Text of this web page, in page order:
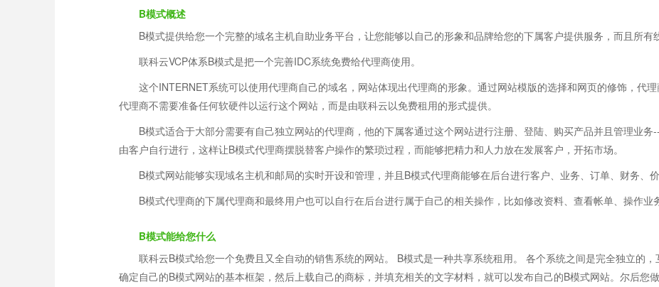
B模式概述
B模式提供给您一个完整的域名主机自助业务平台，让您能够以自己的形象和品牌给您的下属客户提供服务，而且所有
联科云VCP体系B模式是把一个完善IDC系统免费给代理商使用。
这个INTERNET系统可以使用代理商自己的域名，网站体现出代理商的形象。通过网站模版的选择和网页的修饰，代理
代理商不需要准备任何软硬件以运行这个网站，而是由联科云以免费租用的形式提供。
B模式适合于大部分需要有自己独立网站的代理商，他的下属客通过这个网站进行注册、登陆、购买产品并且管理业
由客户自行进行，这样让B模式代理商摆脱替客户操作的繁琐过程，而能够把精力和人力放在发展客户，开拓市场。
B模式网站能够实现域名主机和邮局的实时开设和管理，并且B模式代理商能够在后台进行客户、业务、订单、财务、价
B模式代理商的下属代理商和最终用户也可以自行在后台进行属于自己的相关操作，比如修改资料、查看帐单、操作
B模式能给您什么
联科云B模式给您一个免费且又全自动的销售系统的网站。 B模式是一种共享系统租用。 各个系统之间是完全独立的
确定自己的B模式网站的基本框架，然后上载自己的商标，并填充相关的文字材料，就可以发布自己的B模式网站。尔后您